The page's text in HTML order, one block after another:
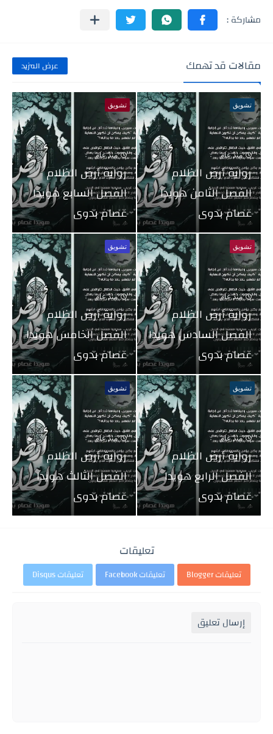
مقالات قد تهمك عرض المزيد
تشويق
منذ عام
رواية أرض الظلام
الفصل الثامن هويدا
عصام بدوى
تشويق
منذ عام
رواية أرض الظلام
الفصل السابع هويدا
عصام بدوى
تشويق
منذ عام
رواية أرض الظلام
الفصل السادس هويدا
عصام بدوى
تشويق
منذ عام
رواية أرض الظلام
الفصل الخامس هويدا
عصام بدوى
تشويق
منذ عام
رواية أرض الظلام
الفصل الرابع هويدا
عصام بدوى
تشويق
منذ عام
رواية أرض الظلام
الفصل الثالث هويدا
عصام بدوى
تعليقات
تعليقات Blogger تعليقات Facebook تعليقات Disqus
إرسال تعليق